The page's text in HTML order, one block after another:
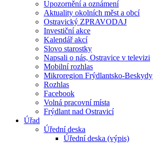
Upozornění a oznámení
Aktuality okolních měst a obcí
Ostravický ZPRAVODAJ
Investiční akce
Kalendář akcí
Slovo starostky
Napsali o nás, Ostravice v televizi
Mobilní rozhlas
Mikroregion Frýdlantsko-Beskydy
Rozhlas
Facebook
Volná pracovní místa
Frýdlant nad Ostravicí
Úřad
Úřední deska
Úřední deska (výpis)